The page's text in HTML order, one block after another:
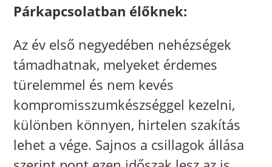
Párkapcsolatban élőknek:
Az év első negyedében nehézségek
támadhatnak, melyeket érdemes
türelemmel és nem kevés
kompromisszumkészséggel kezelni,
különben könnyen, hirtelen szakítás
lehet a vége. Sajnos a csillagok állása